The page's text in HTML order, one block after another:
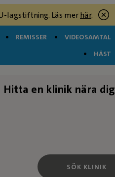
lagstiftning. Läs merhär.
REMISSER
VIDEOSAMTAL
HÄST
Hitta en klinik nära dig
SÖK KLINIK